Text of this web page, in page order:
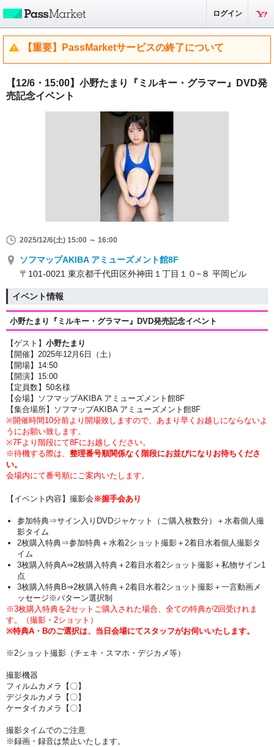
ログイン
【重要】PassMarketサービスの終了について
【12/6・15:00】小野たまり『ミルキー・グラマー』DVD発
売記念イベント
2025/12/6(土) 15:00 ～ 16:00
ソフマップAKIBA アミューズメント館8F
〒101-0021 東京都千代田区外神田１丁目１０−８ 平岡ビル
イベント情報
小野たまり『ミルキー・グラマー』 DVD発売記念イベント
【ゲスト】 小野たまり
【開催】2025年12月6日（土）
【開場】14:50
【開演】15:00
【定員数】50名様
【会場】ソフマップAKIBA アミューズメント館8F
【集合場所】ソフマップAKIBA アミューズメント館8F
※開催時間10分前より開場致しますので、あまり早くお越しにならないよ
うにお願い致します。
※7Fより階段にて8Fにお越しください。
※待機する際は、 整理番号順関係なく階段にお並びになりお待ちくださ
い。
会場内にて番号順にご案内いたします。
【イベント内容】撮影会 ※握手会あり
参加特典⇒サイン入りDVDジャケット（ご購入枚数分）＋ 水着個人撮
影タイム
2枚購入特典⇒参加特典 ＋水着2ショット撮影＋2着目水着個人撮影タ
イム
3枚購入特典A⇒2枚購入特典＋2着目水着2ショット撮影＋私物サイン1
点
3枚購入特典B⇒2枚購入特典＋2着目水着2ショット撮影＋一言動画メ
ッセージ※パターン選択制
※3枚購入特典を2セットご購入された場合、全ての特典が2回受けれま
す。（撮影・2ショット）
※特典A・Bのご選択は、当日会場にてスタッフがお伺いいたします。
※2ショット撮影（チェキ・スマホ・デジカメ等）
撮影機器
フィルムカメラ【〇】
デジタルカメラ【〇】
ケータイカメラ【〇】
撮影タイムでのご注意
※録画・録音は禁止いたします。